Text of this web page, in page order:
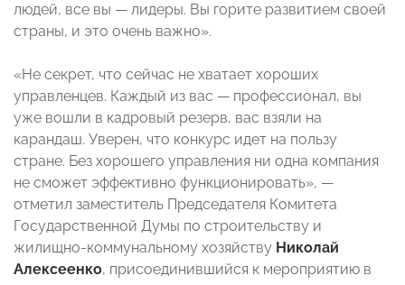
людей, все вы — лидеры. Вы горите развитием своей
страны, и это очень важно».
«Не секрет, что сейчас не хватает хороших
управленцев. Каждый из вас — профессионал, вы
уже вошли в кадровый резерв, вас взяли на
карандаш. Уверен, что конкурс идет на пользу
стране. Без хорошего управления ни одна компания
не сможет эффективно функционировать», —
отметил заместитель Председателя Комитета
Государственной Думы по строительству и
жилищно-коммунальному хозяйству Николай
Алексеенко, присоединившийся к мероприятию в